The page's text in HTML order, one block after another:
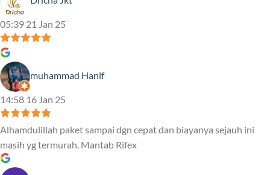
05:39 21 Jan 25
muhammad Hanif
14:58 16 Jan 25
Alhamdulillah paket sampai dgn cepat dan biayanya sejauh ini
masih yg termurah. Mantab Rifex